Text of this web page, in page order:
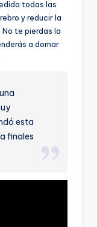
todas las
y reducir la
te pierdas la
a domar
esta
finales